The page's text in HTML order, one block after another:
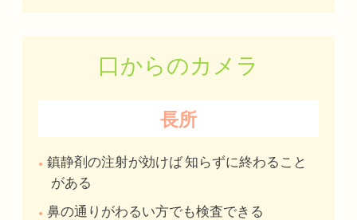
口からのカメラ
長所
鎮静剤の注射が効けば知らずに終わること
がある
鼻の通りがわるい方でも検査できる